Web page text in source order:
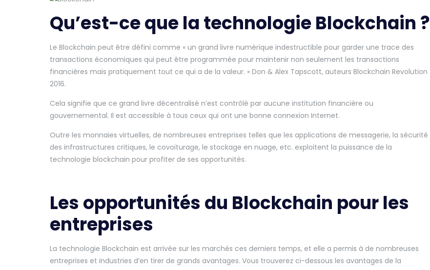
Qu’est-ce que la technologie Blockchain ?
Le Blockchain peut être défini comme « un grand livre numérique indestructible pour garder une trace des
transactions économiques qui peut être programmée pour maintenir non seulement les transactions
financières mais pratiquement tout ce qui a de la valeur. » Don & Alex Tapscott, auteurs Blockchain Revolution
2016.
Cela signifie que ce grand livre décentralisé n’est contrôlé par aucune institution financière ou
gouvernemental. Il est accessible à tous ceux qui ont une bonne connexion Internet.
Outre les monnaies virtuelles, de nombreuses entreprises telles que les applications de messagerie, la sécurité
des infrastructures critiques, le covoiturage, le stockage en nuage, etc. exploitent la puissance de la
technologie blockchain pour profiter de ses opportunités.
Les opportunités du Blockchain pour les
entreprises
La technologie Blockchain est arrivée sur les marchés ces derniers temps, et elle a permis à de nombreuses
entreprises et industries d’en tirer de grands avantages. Vous trouverez ci-dessous les avantages de la